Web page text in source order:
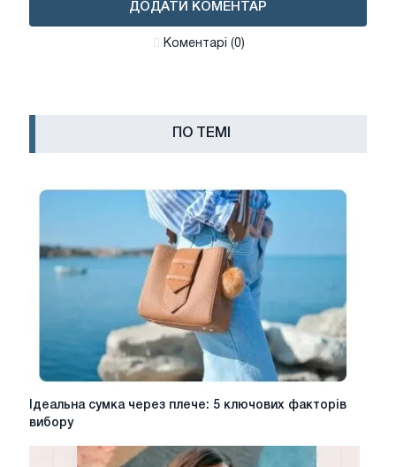
ДОДАТИ КОМЕНТАР
Коментарі (0)
ПО ТЕМІ
Ідеальна
сумка
Ідеальна сумка через плече: 5 ключових факторів
вибору